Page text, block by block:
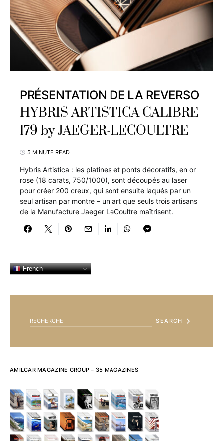
PRÉSENTATION DE LA REVERSO
HYBRIS ARTISTICA CALIBRE
179 by JAEGER-LECOULTRE
5 MINUTE READ
Hybris Artistica : les platines et ponts décoratifs, en or
rose (18 carats, 750/1000), sont découpés au laser
pour créer 200 creux, qui sont ensuite laqués par un
seul artisan par montre – un art que seuls trois artisans
de la Manufacture Jaeger LeCoultre maîtrisent.
French
SEARCH
AMILCAR MAGAZINE GROUP – 35 MAGAZINES